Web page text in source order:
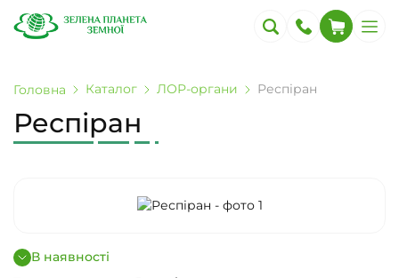
Головна Каталог ЛОР-органи Респіран
Респіран
В наявності